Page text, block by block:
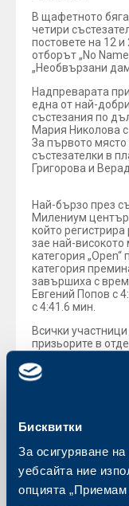
Бисквитки
За осигуряване
уебсайта ние
опцията „Приемам
В щафетното
четири
постовете на 12
отборът „No
„Необвързани
Надпреварата
една от най-
състезания по
Мария Николова
За първото
състезателки в
Григорова и
Най-бързо през
Милениум
който
зае най-високото
категория
категория
завършиха с
Евгений Попов с
с 4:41.6 мин.
Всички
призьорите в
стоки. Специални
състезатели, 10-
който за втора
вертикалния
възрастният
атрактивна
Отличията на